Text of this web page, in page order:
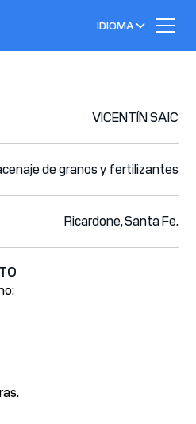
IDIOMA
VICENTÍN SAIC
de granos y fertilizantes
Ricardone, Santa Fe.